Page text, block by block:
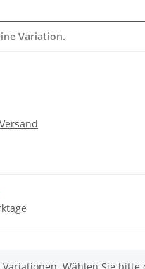
Variation.
Versand